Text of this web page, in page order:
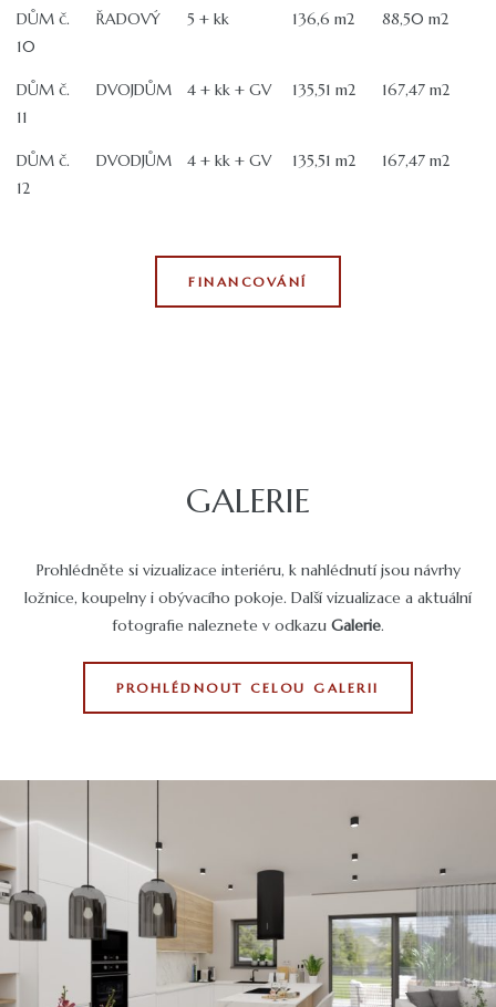
DŮM č.
10
ŘADOVÝ 5 + kk 136,6 m2 88,50 m2
DŮM č.
11
DVOJDŮM 4 + kk + GV 135,51 m2 167,47 m2
DŮM č.
12
DVODJŮM 4 + kk + GV 135,51 m2 167,47 m2
FINANCOVÁNÍ
GALERIE
Prohlédněte si vizualizace interiéru, k nahlédnutí jsou návrhy
ložnice, koupelny i obývacího pokoje. Další vizualizace a aktuální
fotografie naleznete v odkazu Galerie.
PROHLÉDNOUT CELOU GALERII